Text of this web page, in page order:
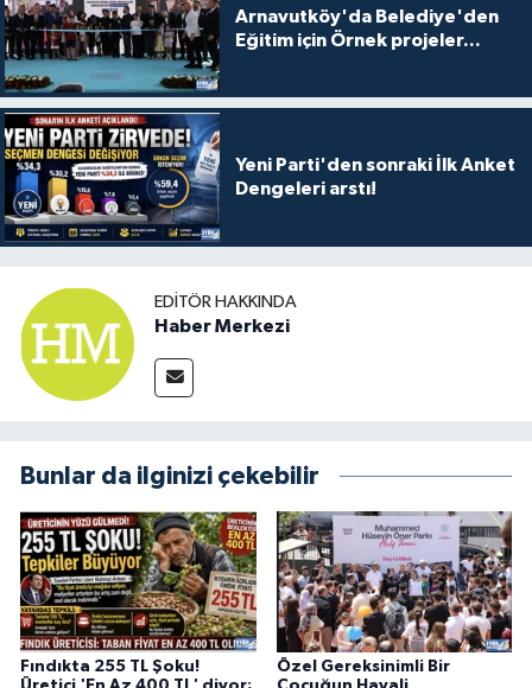
Arnavutköy'da Belediye'den
Eğitim için Örnek projeler...
Yeni Parti'den sonraki İlk Anket
Dengeleri arstı!
EDITÖR HAKKINDA
Haber Merkezi
Bunlar da ilginizi çekebilir
Fındıkta 255 TL Şoku!
Özel Gereksinimli Bir